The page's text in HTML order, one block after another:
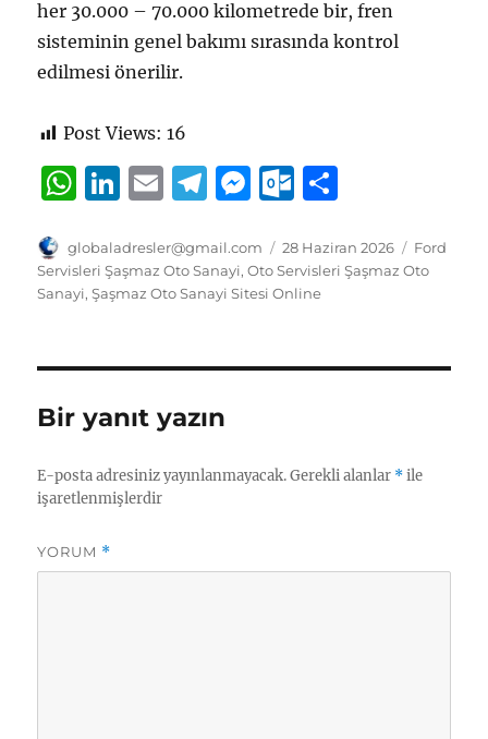
her 30.000 – 70.000 kilometrede bir, fren
sisteminin genel bakımı sırasında kontrol
edilmesi önerilir.
Post Views: 16
W
at
s
p
Li
k
e
I
E
ai
l
T
e
g
a
M
ss
e
g
O
tl
o
k.
m
a
re
Yazar
globaladresler@gmail.com
Yayın
tarihi
28 Haziran 2026
Ford
Servisleri Şaşmaz Oto Sanayi,Oto Servisleri Şaşmaz Oto
Sanayi,Şaşmaz Oto Sanayi Sitesi Online
Bir yanıt yazın
E-posta adresiniz yayınlanmayacak. Gerekli alanlar *ile
işaretlenmişlerdir
YORUM *